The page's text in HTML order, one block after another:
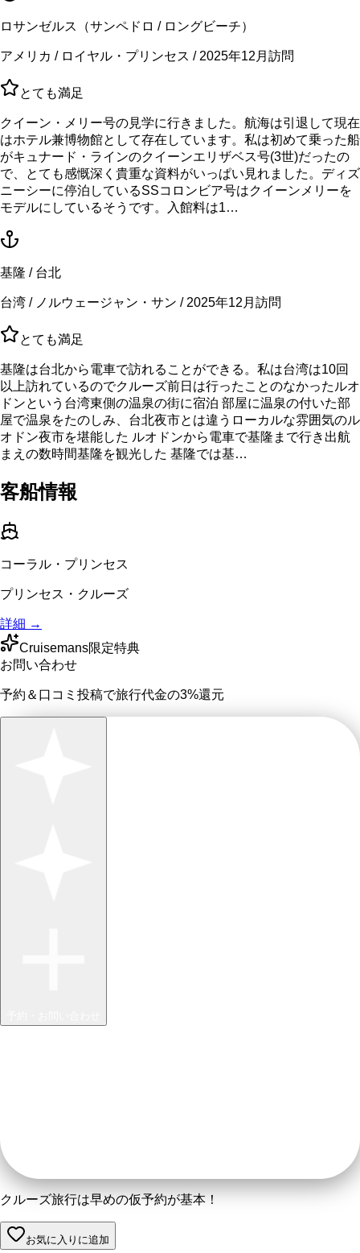
ロサンゼルス（サンペドロ / ロングビーチ）
アメリカ / ロイヤル・プリンセス / 2025年12月訪問
とても満足
クイーン・メリー号の見学に行きました。航海は引退して現在
はホテル兼博物館として存在しています。私は初めて乗った船
がキュナード・ラインのクイーンエリザベス号(3世)だったの
で、とても感慨深く貴重な資料がいっぱい見れました。ディズ
ニーシーに停泊しているSSコロンビア号はクイーンメリーを
モデルにしているそうです。入館料は1…
基隆 / 台北
台湾 / ノルウェージャン・サン / 2025年12月訪問
とても満足
基隆は台北から電車で訪れることができる。私は台湾は10回
以上訪れているのでクルーズ前日は行ったことのなかったルオ
ドンという台湾東側の温泉の街に宿泊 部屋に温泉の付いた部
屋で温泉をたのしみ、台北夜市とは違うローカルな雰囲気のル
オドン夜市を堪能した ルオドンから電車で基隆まで行き出航
まえの数時間基隆を観光した 基隆では基…
客船情報
コーラル・プリンセス
プリンセス・クルーズ
詳細 →
Cruisemans限定特典
お問い合わせ
予約＆口コミ投稿で旅行代金の3%還元
クルーズ旅行は早めの仮予約が基本！
お気に入りに追加